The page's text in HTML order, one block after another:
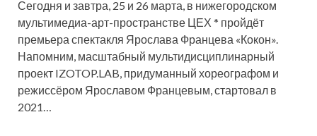
Сегодня и завтра, 25 и 26 марта, в нижегородском
мультимедиа-арт-пространстве ЦЕХ * пройдёт
премьера спектакля Ярослава Францева «Кокон».
Напомним, масштабный мультидисциплинарный
проект IZOTOP.LAB, придуманный хореографом и
режиссёром Ярославом Францевым, стартовал в
2021…